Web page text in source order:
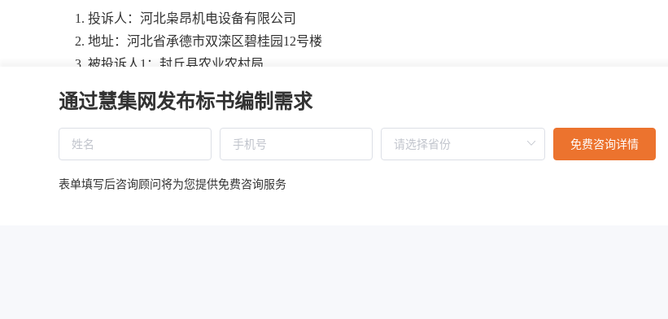
投诉人：河北枭昂机电设备有限公司
地址：河北省承德市双滦区碧桂园12号楼
被投诉人1：封丘县农业农村局
被投诉人2：新乡市丰成工程管理有限公司
地址：河南省新乡市封丘县幸福路中段1348号
地址：河南省郑州市惠济区花园口镇贝壳宠物养殖物流园10区3号
通过慧集网发布标书编制需求
免费咨询详情
表单填写后咨询顾问将为您提供免费咨询服务